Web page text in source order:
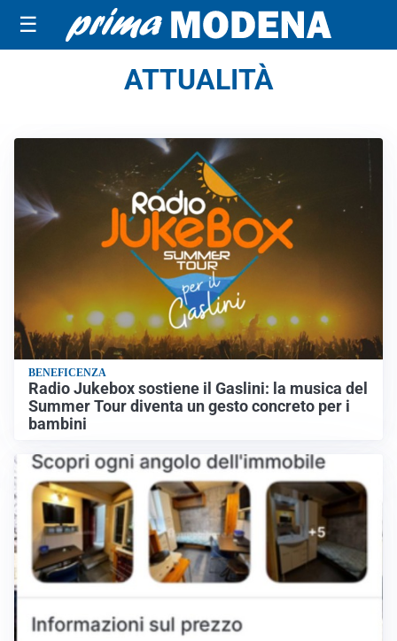
☰
ATTUALITÀ
BENEFICENZA
Radio Jukebox sostiene il Gaslini: la musica del
Summer Tour diventa un gesto concreto per i
bambini